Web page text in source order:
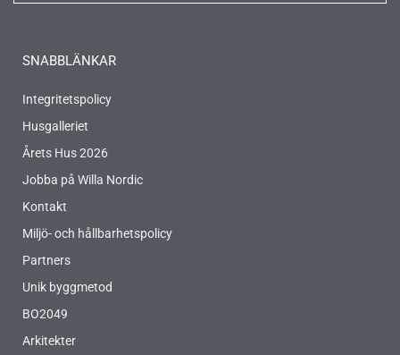
SNABBLÄNKAR
Integritetspolicy
Husgalleriet
Årets Hus 2026
Jobba på Willa Nordic
Kontakt
Miljö- och hållbarhetspolicy
Partners
Unik byggmetod
BO2049
Arkitekter